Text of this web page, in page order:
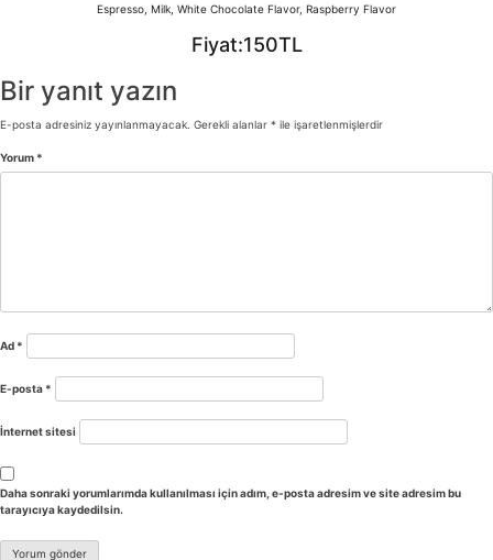
Espresso, Milk, White Chocolate Flavor, Raspberry Flavor
Fiyat:150TL
Bir yanıt yazın
E-posta adresiniz yayınlanmayacak. Gerekli alanlar * ile işaretlenmişlerdir
Yorum *
Ad *
E-posta *
İnternet sitesi
Daha sonraki yorumlarımda kullanılması için adım, e-posta adresim ve site adresim bu
tarayıcıya kaydedilsin.